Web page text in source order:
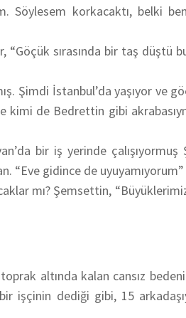
Söylesem korkacaktı, belki
sırasında bir taş düştü
Şimdi İstanbul’da yaşıyor ve
kimi de Bedrettin gibi
bir iş yerinde çalışıyormuş
“Eve gidince de
mı? Şemsettin,
altında kalan cansız
işçinin dediği gibi, 15